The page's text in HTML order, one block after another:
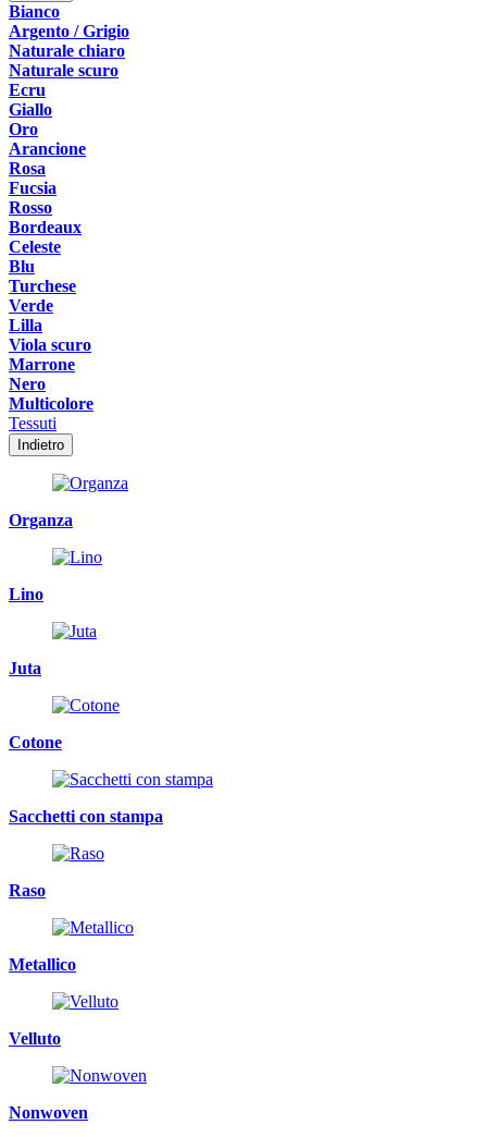
Bianco
Argento / Grigio
Naturale chiaro
Naturale scuro
Ecru
Giallo
Oro
Arancione
Rosa
Fucsia
Rosso
Bordeaux
Celeste
Blu
Turchese
Verde
Lilla
Viola scuro
Marrone
Nero
Multicolore
Tessuti
Indietro
Organza
Lino
Juta
Cotone
Sacchetti con stampa
Raso
Metallico
Velluto
Nonwoven